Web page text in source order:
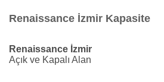
Renaissance İzmir Kapasite
Renaissance İzmir
Açık ve Kapalı Alan